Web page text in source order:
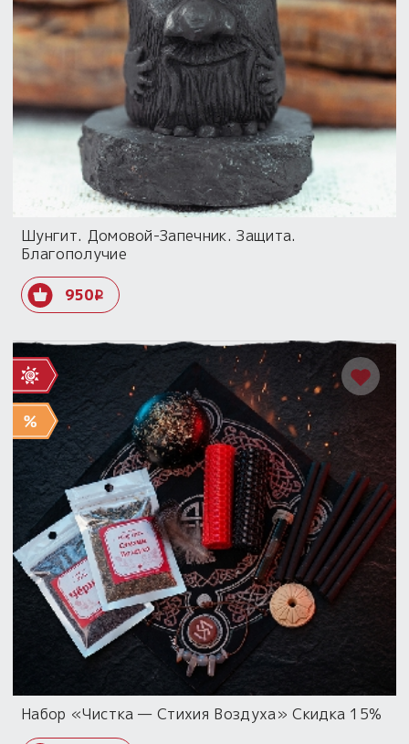
Шунгит. Домовой-Запечник. Защита.
Благополучие
950i
Набор «Чистка — Стихия Воздуха» Скидка 15%